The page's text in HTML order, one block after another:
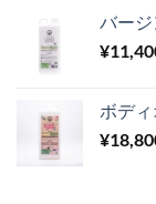
バー
¥
ボデ
¥